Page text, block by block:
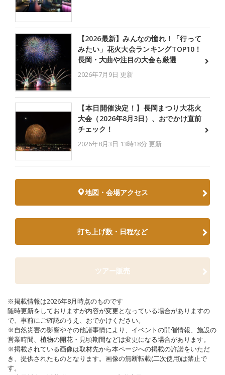
【2026最新】みんなの憧れ！「行って
みたい」花火大会ランキングTOP10！
長岡・大曲や注目の大会も厳選
2026年7月9日 更新
【本日開催決定！】長岡まつり大花火
大会（2026年8月3日）、おでかけ直前
チェック！
2026年8月3日 13時18分 更新
地図・会場アクセス
打ち上げ数・日程など
ツアー販売
※掲載情報は2026年8月時点のものです
随時更新をしておりますが内容が変更となっている場合がありますの
で、事前にご確認のうえ、おでかけください。
※自然災害の影響やその他諸事情により、イベントの開催情報、施設の
営業時間、植物の開花・見頃期間などは変更になる場合があります。
※掲載されている画像は取材先から本ページへの掲載の許諾をいただ
き、提供されたものとなります。画像の無断転載(二次使用)は禁止で
す。